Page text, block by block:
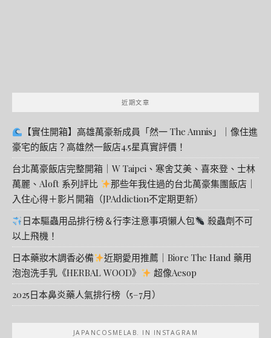
近期文章
【實住開箱】高雄萬豪新成員「然一 The Amnis」｜像住進
豪宅的飯店？高雄然一飯店4.5星真實評價！
台北萬豪飯店完整開箱｜W Taipei、寒舍艾美、喜來登、士林
萬麗、Aloft 系列評比
那些年我住過的台北萬豪集團飯店｜
入住心得＋影片開箱（JPAddiction不定期更新）
日本驅蟲用品排行榜＆行李注意事項懶人包
殺蟲劑不可
以上飛機！
日本藥妝木調香必備
近期愛用推薦｜Biore The Hand 藥用
泡泡洗手乳《HERBAL WOOD》
超像Aesop
2025日本鼻炎藥人氣排行榜（5–7月）
JAPANCOSMELAB. IN INSTAGRAM